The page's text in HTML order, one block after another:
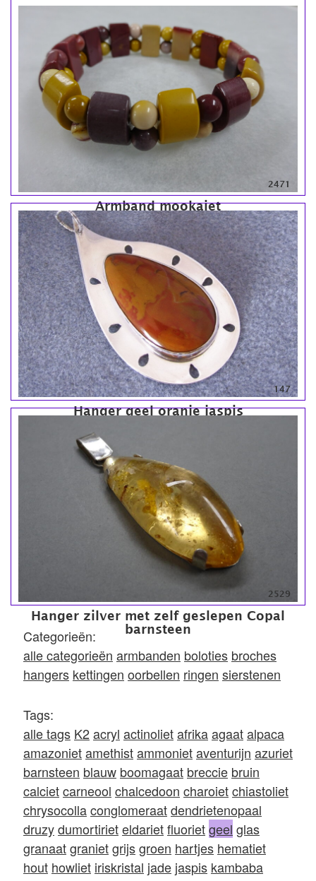
Armband mookaiet
2471
Hanger geel oranje jaspis
147
Hanger zilver met zelf geslepen Copal
barnsteen
2529
Categorieën:
alle categorieën armbanden boloties broches
hangers kettingen oorbellen ringen sierstenen
Tags:
alle tags K2acryl actinolietafrikaagaatalpaca
amazonietamethistammonietaventurijn azuriet
barnsteen blauw boomagaat breccie bruin
calcietcarneool chalcedoon charoietchiastoliet
chrysocollaconglomeraatdendrietenopaal
druzydumortirieteldarietfluorietgeel glas
granaatgranietgrijsgroen hartjes hematiet
hout howliet iriskristal jade jaspis kambaba